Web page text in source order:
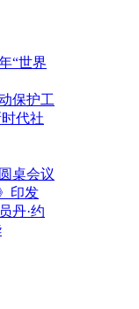
“世界
保护工
代社
桌会议
印发
丹·约